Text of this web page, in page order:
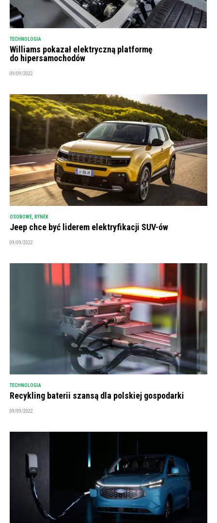
TECHNOLOGIA
Williams pokazał elektryczną platformę
do hipersamochodów
09/09/2022
OSOBOWE RYNEK
Jeep chce być liderem elektryfikacji SUV-ów
09/09/2022
TECHNOLOGIA
Recykling baterii szansą dla polskiej gospodarki
09/09/2022